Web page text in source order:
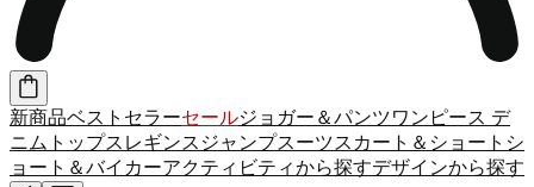
新商品ベストセラーセールジョガー＆パンツワンピース デ
ニム トップス レギンス ジャンプスーツスカート＆ショート シ
ョート＆バイカーアクティビティから探すデザインから探す